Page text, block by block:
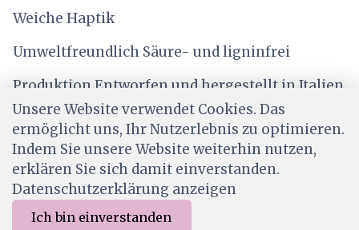
Weiche Haptik
Umweltfreundlich Säure- und ligninfrei
Produktion Entworfen und hergestellt in Italien
Unsere Website verwendet Cookies. Das
ermöglicht uns, Ihr Nutzerlebnis zu optimieren.
Indem Sie unsere Website weiterhin nutzen,
erklären Sie sich damit einverstanden.
Datenschutzerklärung anzeigen
Ich bin einverstanden